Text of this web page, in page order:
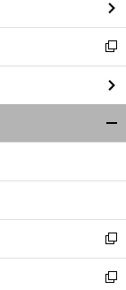
で
開
く
新
し
い
ウ
ィ
ン
ウ
開
く
新
し
い
新